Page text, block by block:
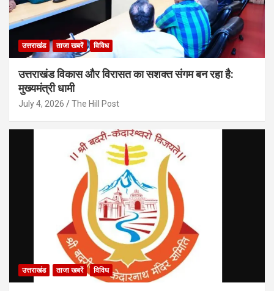
उत्तराखंड ताजा खबरें विविध
उत्तराखंड विकास और विरासत का सशक्त संगम बन रहा है:
मुख्यमंत्री धामी
July 4, 2026 The Hill Post
उत्तराखंड ताजा खबरें विविध